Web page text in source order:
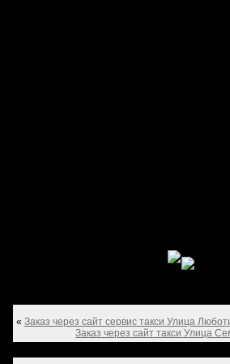
« Заказ через сайт сервис такси Улица
Заказ через сайт такси Улица